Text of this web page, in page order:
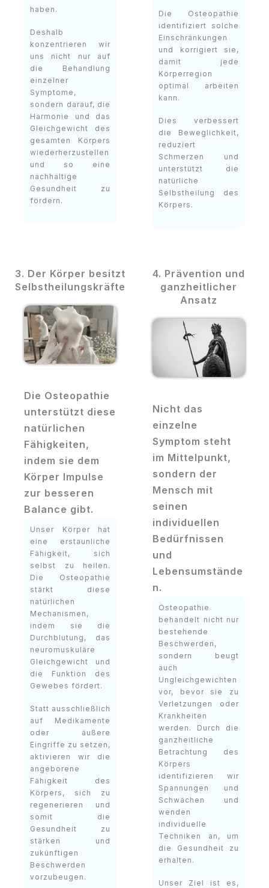
haben.
Deshalb
konzentrieren wir
uns nicht nur auf
die Behandlung
einzelner
Symptome,
sondern darauf, die
Harmonie und das
Gleichgewicht des
gesamten Körpers
wiederherzustellen
und so eine
nachhaltige
Gesundheit zu
fördern.
Die Osteopathie
identifiziert solche
Einschränkungen
und korrigiert sie,
damit jede
Körperregion
optimal arbeiten
kann.
Dies verbessert
die Beweglichkeit,
reduziert
Schmerzen und
unterstützt die
natürliche
Selbstheilung des
Körpers.
3. Der Körper besitzt
Selbstheilungskräfte
Die Osteopathie
unterstützt diese
natürlichen
Fähigkeiten,
indem sie dem
Körper Impulse
zur besseren
Balance gibt.
Unser Körper hat
eine erstaunliche
Fähigkeit, sich
selbst zu heilen.
Die Osteopathie
stärkt diese
natürlichen
Mechanismen,
indem sie die
Durchblutung, das
neuromuskuläre
Gleichgewicht und
die Funktion des
Gewebes fördert.
Statt ausschließlich
auf Medikamente
oder äußere
Eingriffe zu setzen,
aktivieren wir die
angeborene
Fähigkeit des
Körpers, sich zu
regenerieren und
somit die
Gesundheit zu
stärken und
zukünftigen
Beschwerden
vorzubeugen.
4. Prävention und
ganzheitlicher
Ansatz
Nicht das
einzelne
Symptom steht
im Mittelpunkt,
sondern der
Mensch mit
seinen
individuellen
Bedürfnissen
und
Lebensumstände
n.
Osteopathie
behandelt nicht nur
bestehende
Beschwerden,
sondern beugt
auch
Ungleichgewichten
vor, bevor sie zu
Verletzungen oder
Krankheiten
werden. Durch die
ganzheitliche
Betrachtung des
Körpers
identifizieren wir
Spannungen und
Schwächen und
wenden
individuelle
Techniken an, um
die Gesundheit zu
erhalten.
Unser Ziel ist es,